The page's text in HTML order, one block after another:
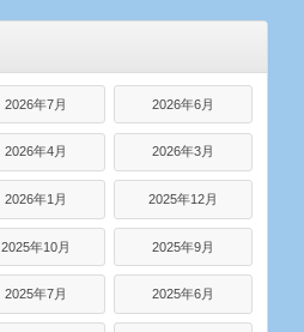
2026年7月 2026年6月
2026年4月 2026年3月
2026年1月 2025年12月
2025年10月 2025年9月
2025年7月 2025年6月